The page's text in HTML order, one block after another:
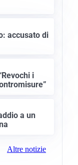
accusato di
i
a un
Altre notizie